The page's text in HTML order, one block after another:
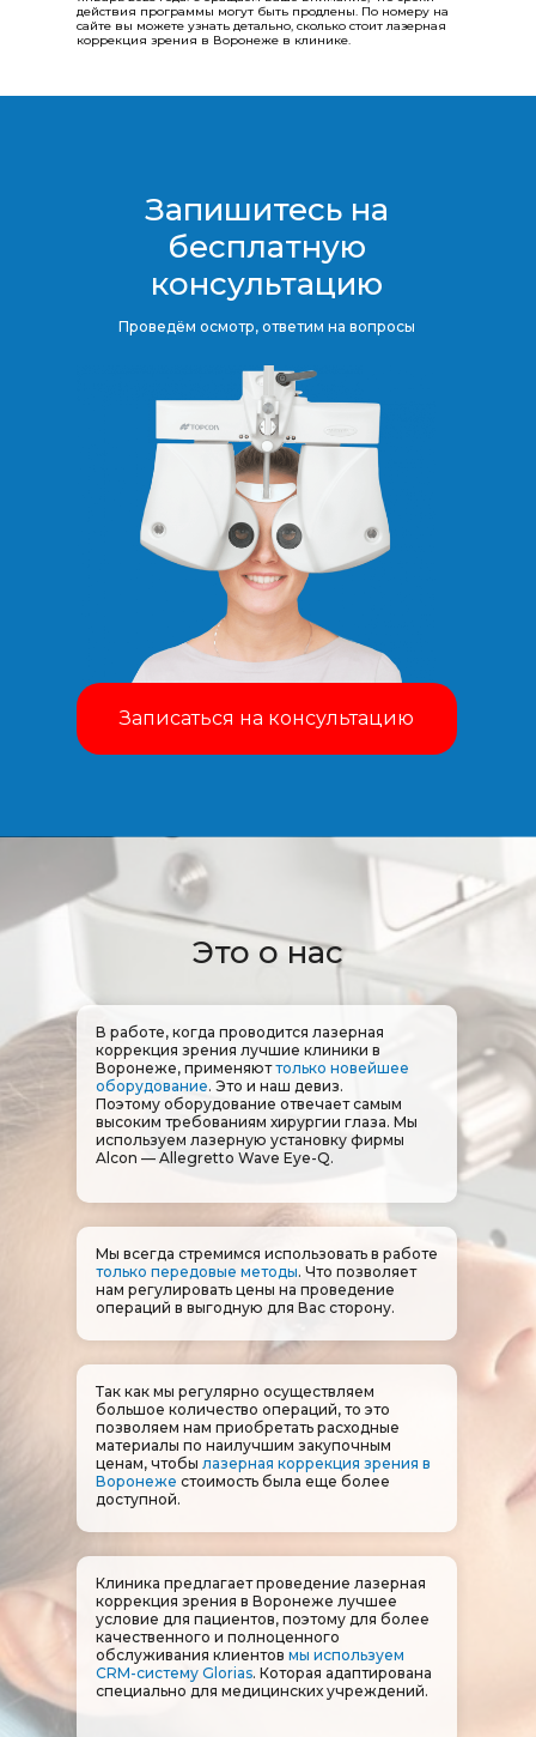
действия программы могут быть продлены.​​​​​​​ По номеру на
сайте вы можете узнать детально, сколько стоит лазерная
коррекция зрения в Воронеже в клинике.
Запишитесь на
бесплатную
консультацию​​​​​​​
Записаться на консультацию
Проведём осмотр, ответим на вопросы
Это о нас
В работе, когда проводится лазерная
коррекция зрения лучшие клиники в
Воронеже, применяюттолько новейшее
оборудование. Это и наш девиз.
Поэтому оборудование отвечает самым
высоким требованиям хирургии глаза. Мы
используем лазерную установку фирмы
Alcon — Allegretto Wave Eye-Q.
Мы всегда стремимся использовать в работе
только передовые методы. Что позволяет
нам регулировать цены на проведение
операций в выгодную для Вас сторону.
Так как мы регулярно осуществляем
большое количество операций, то это
позволяем нам приобретать расходные
материалы по наилучшим закупочным
ценам, чтобы лазерная коррекция зрения в
Воронеже стоимость была еще более
доступной.
Клиника предлагает проведение лазерная
коррекция зрения в Воронеже лучшее
условие для пациентов, поэтому для более
качественного и полноценного
обслуживания клиентов мы используем
CRM-систему Glorias. Которая адаптирована
специально для медицинских учреждений.